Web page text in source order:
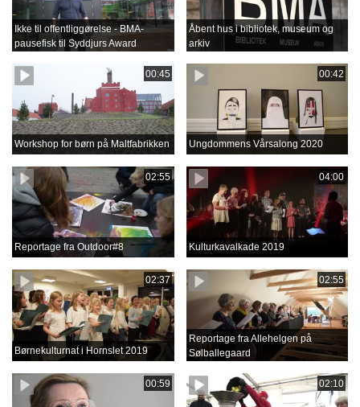
Ikke til offentliggørelse - BMA-
pausefisk til Syddjurs Award
Åbent hus i bibliotek, museum og
arkiv
00:45
Workshop for børn på Maltfabrikken
00:42
Ungdommens Vårsalong 2020
02:55
Reportage fra Outdoor#8
04:00
Kulturkavalkade 2019
02:37
Børnekulturnat i Hornslet 2019
02:55
Reportage fra Allehelgen på
Sølballegaard
00:59 02:10